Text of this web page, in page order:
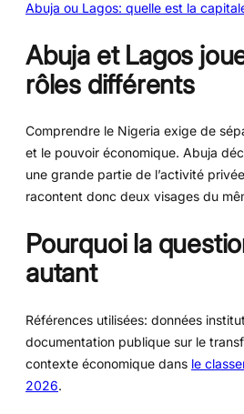
Abuja ou Lagos: quelle est la
Abuja et Lagos
rôles différents
Comprendre le Nigeria exige de
et le pouvoir économique. Abuja
une grande partie de l’activité
racontent donc deux visages du
Pourquoi la
autant
Références utilisées: données
documentation publique sur le
contexte économique dans le
2026.